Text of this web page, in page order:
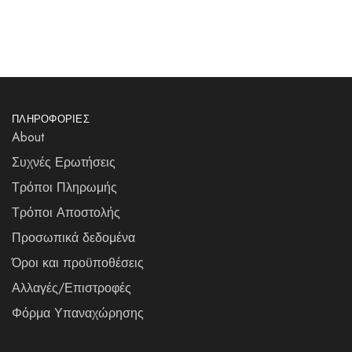
ΠΛΗΡΟΦΟΡΊΕΣ
About
Συχνές Ερωτήσεις
Τρόποι Πληρωμής
Τρόποι Αποστολής
Προσωπικά δεδομένα
Όροι και προϋποθέσεις
Αλλαγές/Επιστροφές
Φόρμα Υπαναχώρησης